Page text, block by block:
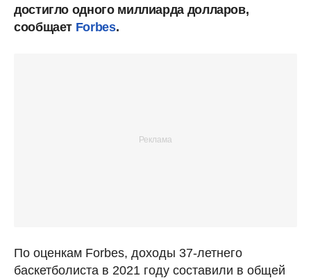
достигло одного миллиарда долларов,
сообщает Forbes.
По оценкам Forbes, доходы 37-летнего
баскетболиста в 2021 году составили в общей